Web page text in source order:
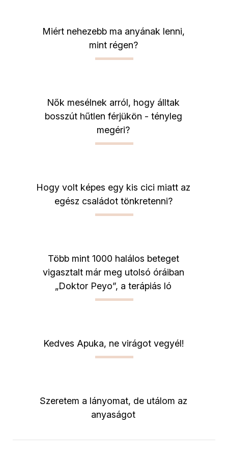
Miért nehezebb ma anyának lenni,
mint régen?
Nők mesélnek arról, hogy álltak
bosszút hűtlen férjükön - tényleg
megéri?
Hogy volt képes egy kis cici miatt az
egész családot tönkretenni?
Több mint 1000 halálos beteget
vigasztalt már meg utolsó óráiban
„Doktor Peyo”, a terápiás ló
Kedves Apuka, ne virágot vegyél!
Szeretem a lányomat, de utálom az
anyaságot